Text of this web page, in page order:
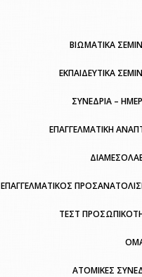
ΒΙΩΜΑΤΙΚΑ
ΕΚΠΑΙΔΕΥΤΙΚΑ
ΣΥΝΕΔΡΙΑ –
ΕΠΑΓΓΕΛΜΑΤΙΚΗ
ΕΠΑΓΓΕΛΜΑΤΙΚΟΣ
ΤΕΣΤ
ΑΤΟΜΙΚΕΣ